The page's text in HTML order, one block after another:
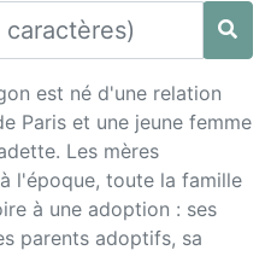
est né d'une relation
Paris et une jeune femme
Les mères
l'époque, toute la famille
à une adoption : ses
parents adoptifs, sa